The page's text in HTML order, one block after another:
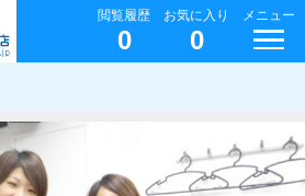
閲覧履歴
0
お気に入り
0
メニュー